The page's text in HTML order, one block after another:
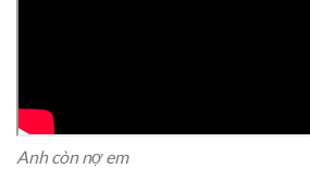
Anh còn nợ em